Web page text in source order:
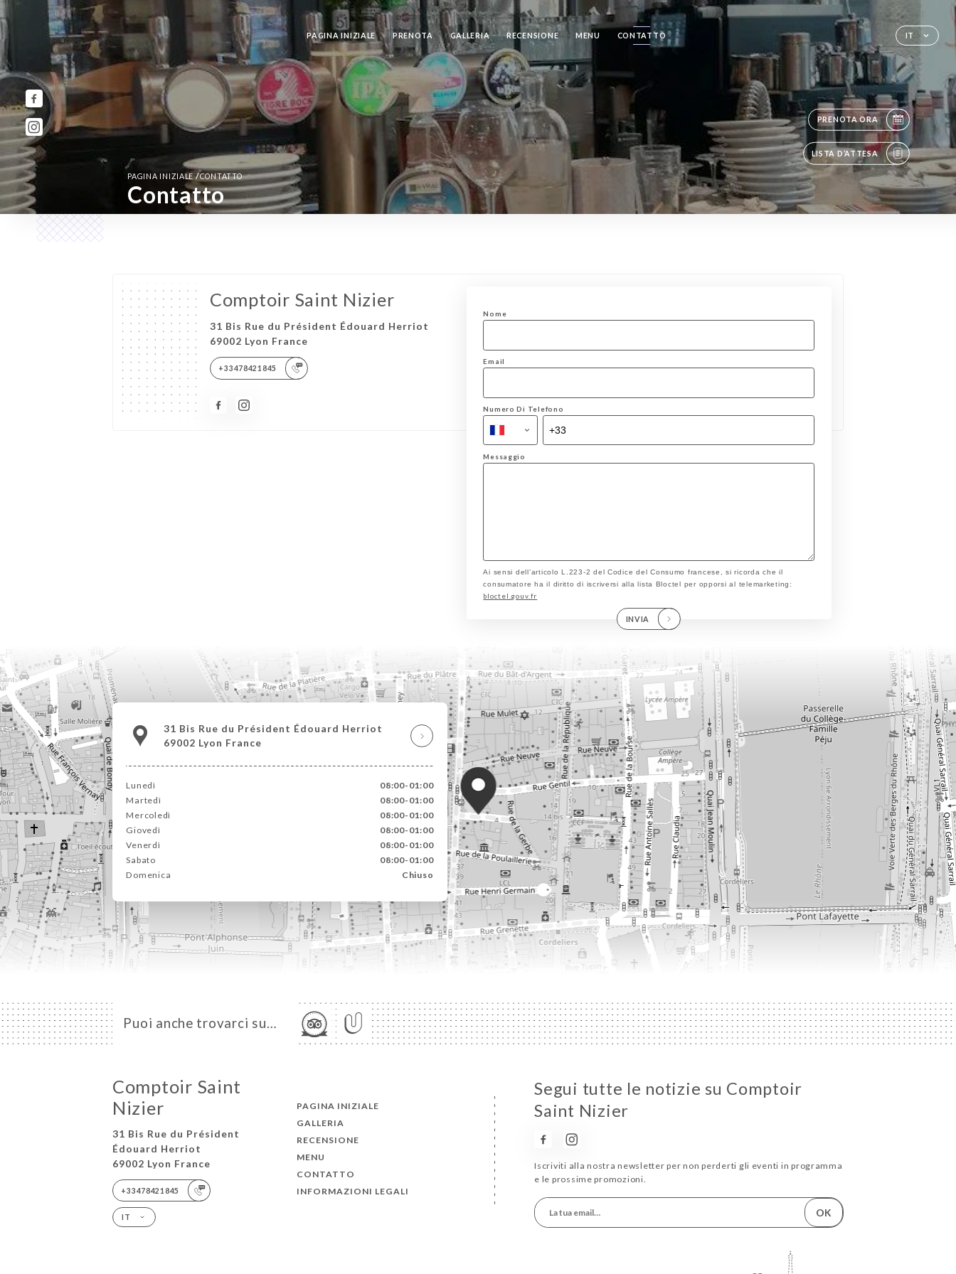
IT
PAGINA INIZIALE PRENOTA GALLERIA RECENSIONE MENU CONTATTO
PRENOTA ORA
LISTA D’ATTESA
PAGINA INIZIALE/CONTATTO
Contatto
Comptoir Saint Nizier
31 Bis Rue du Président Édouard Herriot
69002 Lyon France
+33478421845
Nome
Email
Numero Di Telefono
Messaggio
Ai sensi dell’articolo L.223-2 del Codice del Consumo francese, si ricorda che il
consumatore ha il diritto di iscriversi alla lista Bloctel per opporsi al telemarketing:
bloctel.gouv.fr
INVIA
31 Bis Rue du Président Édouard Herriot
69002 Lyon France
Lunedì
08:00-01:00
Martedì
08:00-01:00
Mercoledì
08:00-01:00
Giovedì
08:00-01:00
Venerdì
08:00-01:00
Sabato
08:00-01:00
Domenica
Chiuso
Puoi anche trovarci su…
Comptoir Saint
Nizier
31 Bis Rue du Président
Édouard Herriot
69002 Lyon France
+33478421845
IT
PAGINA INIZIALE
GALLERIA
RECENSIONE
MENU
CONTATTO
INFORMAZIONI LEGALI
Segui tutte le notizie su Comptoir
Saint Nizier
Iscriviti alla nostra newsletter per non perderti gli eventi in programma
e le prossime promozioni.
OK